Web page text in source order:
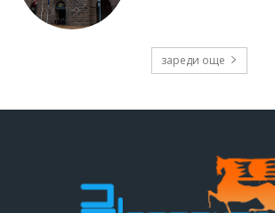
зареди още